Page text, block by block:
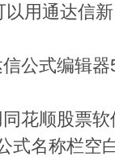
用通达信
公式编辑
花顺股票
式名称栏空